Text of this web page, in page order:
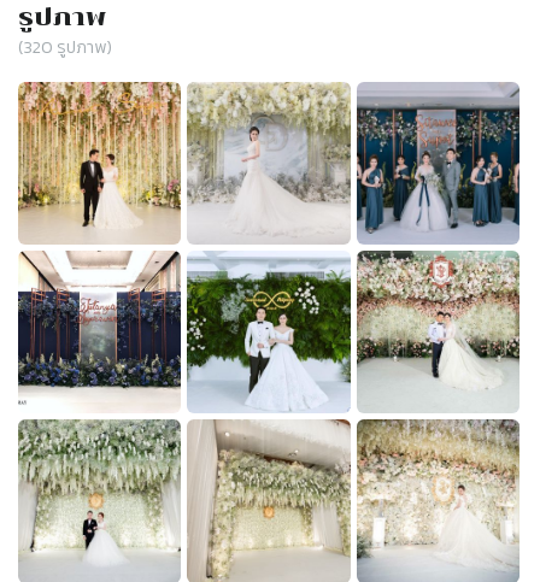
รูปภาพ
(320 รูปภาพ)